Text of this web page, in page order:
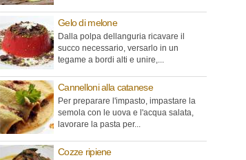
Gelo di melone
Dalla polpa dellanguria ricavare il
succo necessario, versarlo in un
tegame a bordi alti e unire,...
Cannelloni alla catanese
Per preparare l'impasto, impastare la
semola con le uova e l'acqua salata,
lavorare la pasta per...
Cozze ripiene